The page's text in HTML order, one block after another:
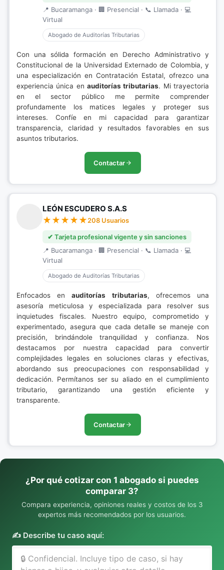
📍 Bucaramanga · 🏢 Presencial · 📞 Llamada · 💻
Virtual
Abogado de Auditorías Tributarias
Con una sólida formación en Derecho Administrativo y
Constitucional de la Universidad Externado de Colombia, y
una especialización en Contratación Estatal, ofrezco una
experiencia única en auditorías tributarias. Mi trayectoria
en el sector público me permite comprender
profundamente los matices legales y proteger sus
intereses. Confíe en mi capacidad para garantizar
transparencia, claridad y resultados favorables en sus
asuntos tributarios.
Contactar
LEÓN ESCUDERO S.A.S
208 Usuarios
✔ Tarjeta profesional vigente y sin sanciones
📍 Bucaramanga · 🏢 Presencial · 📞 Llamada · 💻
Virtual
Abogado de Auditorías Tributarias
Enfocados enauditorías tributarias, ofrecemos una
asesoría meticulosa y especializada para resolver sus
inquietudes fiscales. Nuestro equipo, comprometido y
experimentado, asegura que cada detalle se maneje con
precisión, brindándole tranquilidad y confianza. Nos
destacamos por nuestra capacidad para convertir
complejidades legales en soluciones claras y efectivas,
abordando sus preocupaciones con responsabilidad y
dedicación. Permítanos ser su aliado en el cumplimiento
tributario, garantizando una gestión eficiente y
transparente.
Contactar
¿Por qué cotizar con 1 abogado si puedes
comparar 3?
Compara experiencia, opiniones reales y costos de los 3
expertos más recomendados por los usuarios.
✍️ Describe tu caso aquí: